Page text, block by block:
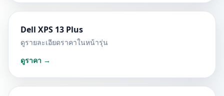
Dell XPS 13 Plus
ดูรายละเอียดราคาในหน้ารุ่น
ดูราคา →